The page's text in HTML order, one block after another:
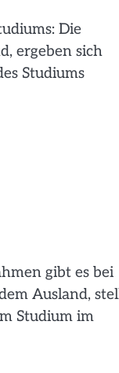
Die
ergeben sich
Studiums
gibt es bei
Ausland,
Studium im